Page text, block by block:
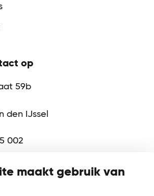
maakt gebruik van
op
59b
den IJssel
002